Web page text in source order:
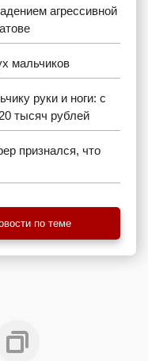
агрессивной
мальчиков
руки и ноги: с
тысяч рублей
признался, что
по теме